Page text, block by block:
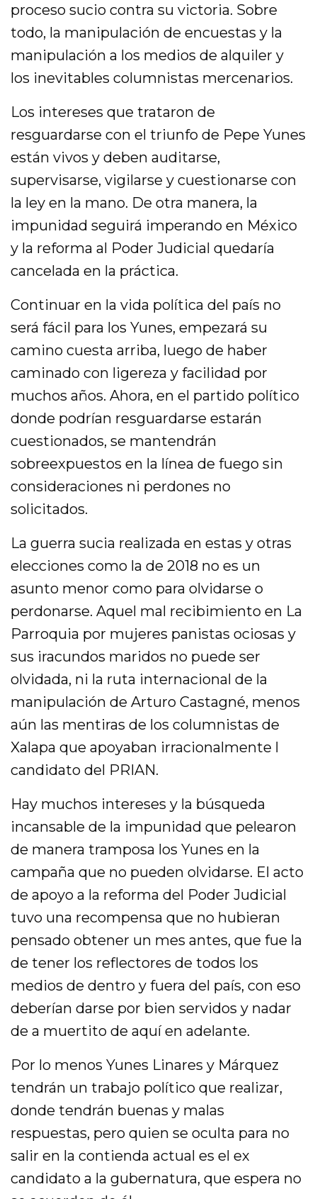
proceso sucio contra su victoria. Sobre
todo, la manipulación de encuestas y la
manipulación a los medios de alquiler y
los inevitables columnistas mercenarios.
Los intereses que trataron de
resguardarse con el triunfo de Pepe Yunes
están vivos y deben auditarse,
supervisarse, vigilarse y cuestionarse con
la ley en la mano. De otra manera, la
impunidad seguirá imperando en México
y la reforma al Poder Judicial quedaría
cancelada en la práctica.
Continuar en la vida política del país no
será fácil para los Yunes, empezará su
camino cuesta arriba, luego de haber
caminado con ligereza y facilidad por
muchos años. Ahora, en el partido político
donde podrían resguardarse estarán
cuestionados, se mantendrán
sobreexpuestos en la línea de fuego sin
consideraciones ni perdones no
solicitados.
La guerra sucia realizada en estas y otras
elecciones como la de 2018 no es un
asunto menor como para olvidarse o
perdonarse. Aquel mal recibimiento en La
Parroquia por mujeres panistas ociosas y
sus iracundos maridos no puede ser
olvidada, ni la ruta internacional de la
manipulación de Arturo Castagné, menos
aún las mentiras de los columnistas de
Xalapa que apoyaban irracionalmente l
candidato del PRIAN.
Hay muchos intereses y la búsqueda
incansable de la impunidad que pelearon
de manera tramposa los Yunes en la
campaña que no pueden olvidarse. El acto
de apoyo a la reforma del Poder Judicial
tuvo una recompensa que no hubieran
pensado obtener un mes antes, que fue la
de tener los reflectores de todos los
medios de dentro y fuera del país, con eso
deberían darse por bien servidos y nadar
de a muertito de aquí en adelante.
Por lo menos Yunes Linares y Márquez
tendrán un trabajo político que realizar,
donde tendrán buenas y malas
respuestas, pero quien se oculta para no
salir en la contienda actual es el ex
candidato a la gubernatura, que espera no